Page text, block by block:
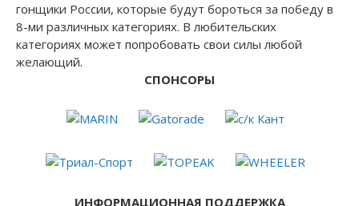
гонщики России, которые будут бороться за победу в
8-ми различных категориях. В любительских
категориях может попробовать свои силы любой
желающий.
СПОНСОРЫ
ИНФОРМАЦИОННАЯ ПОДДЕРЖКА